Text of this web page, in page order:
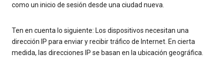
como un inicio de sesión desde una ciudad nueva.
Ten en cuenta lo siguiente: Los dispositivos necesitan una
dirección IP para enviar y recibir tráfico de Internet. En cierta
medida, las direcciones IP se basan en la ubicación geográfica.